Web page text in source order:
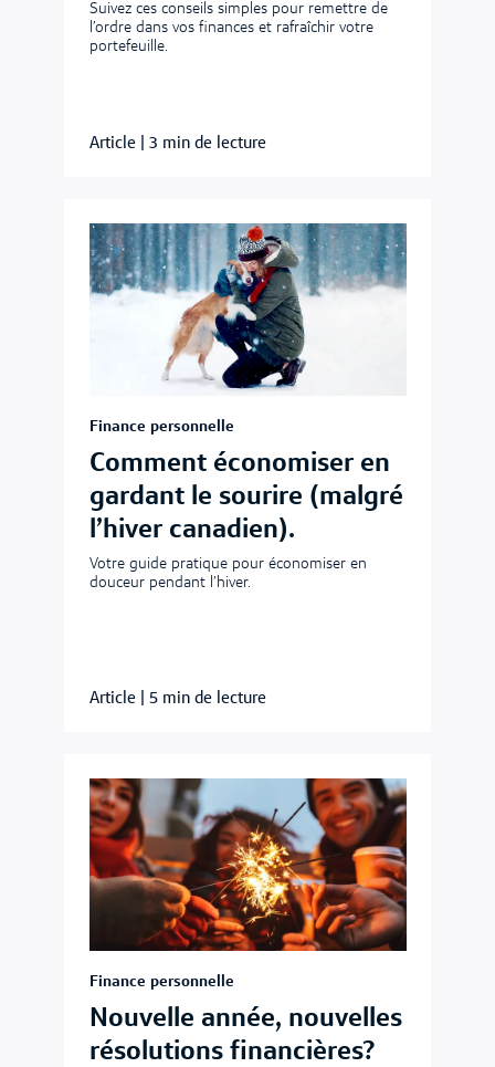
Suivez ces conseils simples pour remettre de
l’ordre dans vos finances et rafraîchir votre
portefeuille.
Article 3 min de lecture
Finance personnelle
Comment économiser en
gardant le sourire (malgré
l’hiver canadien).
Votre guide pratique pour économiser en
douceur pendant l’hiver.
Article 5 min de lecture
Finance personnelle
Nouvelle année, nouvelles
résolutions financières?